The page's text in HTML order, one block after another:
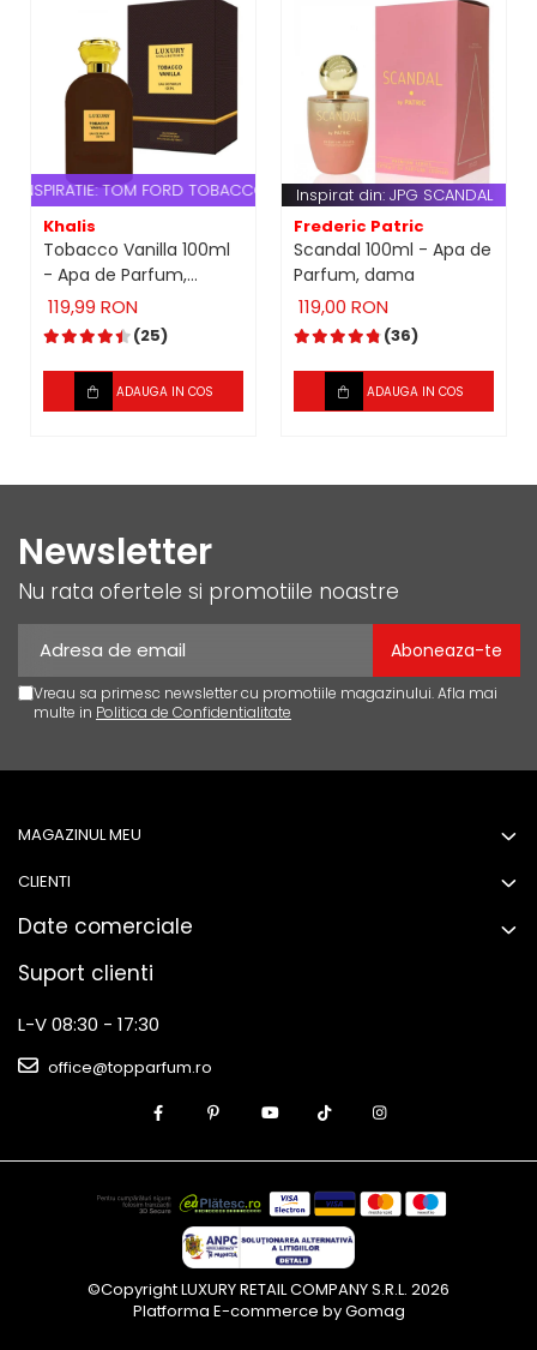
INSPIRATIE: TOM FORD TOBACCO VANILLE
Khalis
Tobacco Vanilla 100ml
- Apa de Parfum,
unisex
119,99 RON
(25)
ADAUGA IN COS
Inspirat din: JPG SCANDAL
Frederic Patric
Scandal 100ml - Apa de
Parfum, dama
119,00 RON
(36)
ADAUGA IN COS
Newsletter
Nu rata ofertele si promotiile noastre
Vreau sa primesc newsletter cu promotiile magazinului. Afla mai
multe in Politica de Confidentialitate
MAGAZINUL MEU
CLIENTI
Date comerciale
Suport clienti
L-V 08:30 - 17:30
office@topparfum.ro
©Copyright LUXURY RETAIL COMPANY S.R.L. 2026
Platforma E-commerce by Gomag